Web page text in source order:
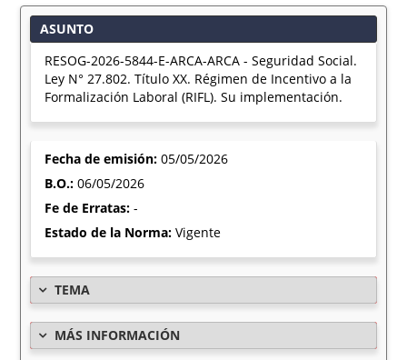
ASUNTO
RESOG-2026-5844-E-ARCA-ARCA - Seguridad Social.
Ley N° 27.802. Título XX. Régimen de Incentivo a la
Formalización Laboral (RIFL). Su implementación.
Fecha de emisión:05/05/2026
B.O.:06/05/2026
Fe de Erratas:-
Estado de la Norma:Vigente
TEMA
MÁS INFORMACIÓN